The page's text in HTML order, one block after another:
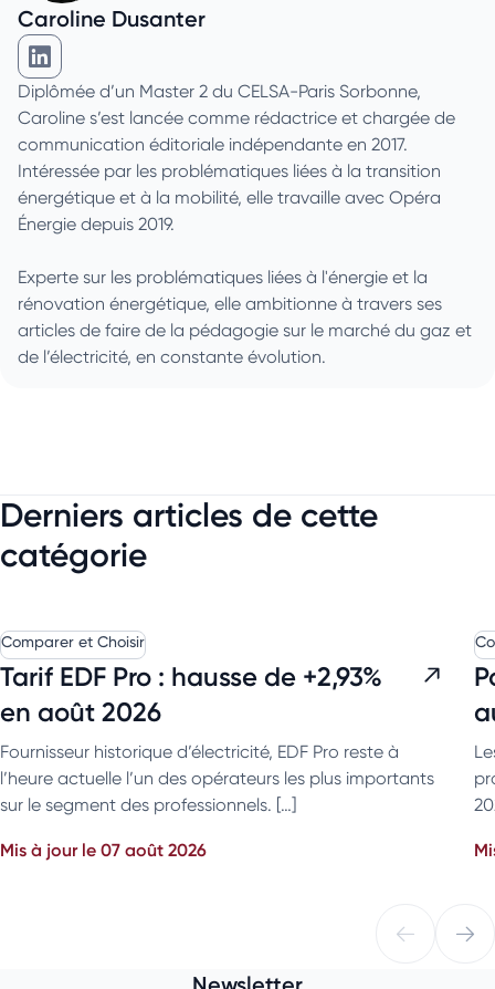
Caroline Dusanter
Caroline Dusanter sur Linkedin
Diplômée d’un Master 2 du CELSA-Paris Sorbonne,
Caroline s’est lancée comme rédactrice et chargée de
communication éditoriale indépendante en 2017.
Intéressée par les problématiques liées à la transition
énergétique et à la mobilité, elle travaille avec Opéra
Énergie depuis 2019.
Experte sur les problématiques liées à l'énergie et la
rénovation énergétique, elle ambitionne à travers ses
articles de faire de la pédagogie sur le marché du gaz et
de l’électricité, en constante évolution.
Derniers articles de cette
catégorie
Comparer et Choisir
Tarif EDF Pro : hausse de +2,93%
en août 2026
Fournisseur historique d’électricité, EDF Pro reste à
l’heure actuelle l’un des opérateurs les plus importants
sur le segment des professionnels. […]
Mis à jour le 07 août 2026